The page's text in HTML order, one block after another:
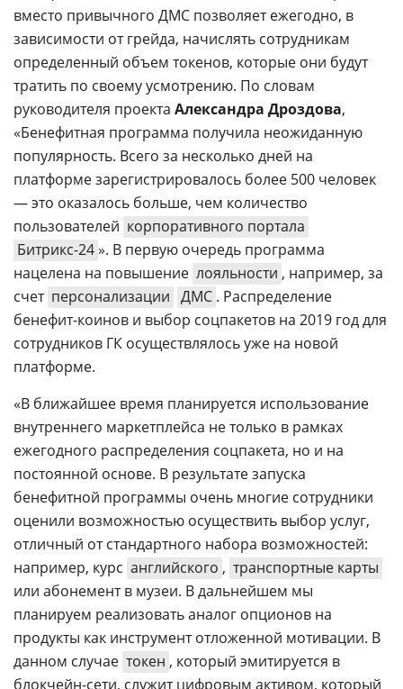
вместо привычного ДМС позволяет ежегодно, в
зависимости от грейда, начислять сотрудникам
определенный объем токенов, которые они будут
тратить по своему усмотрению. По словам
руководителя проекта Александра Дроздова,
«Бенефитная программа получила неожиданную
популярность. Всего за несколько дней на
платформе зарегистрировалось более 500 человек
— это оказалось больше, чем количество
пользователей корпоративного портала
Битрикс-24». В первую очередь программа
нацелена на повышение лояльности , например, за
счет персонализации ДМС . Распределение
бенефит-коинов и выбор соцпакетов на 2019 год для
сотрудников ГК осуществлялось уже на новой
платформе.
«В ближайшее время планируется использование
внутреннего маркетплейса не только в рамках
ежегодного распределения соцпакета, но и на
постоянной основе. В результате запуска
бенефитной программы очень многие сотрудники
оценили возможностью осуществить выбор услуг,
отличный от стандартного набора возможностей:
например, курс английского , транспортные карты
или абонемент в музеи. В дальнейшем мы
планируем реализовать аналог опционов на
продукты как инструмент отложенной мотивации. В
данном случае токен , который эмитируется в
блокчейн-сети, служит цифровым активом, который